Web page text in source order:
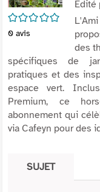
/5
0 avis
Edité
des
spécifiques de
pratiques et des
espace vert.
Premium, ce
abonnement qui
via Cafeyn pour des
SUJET